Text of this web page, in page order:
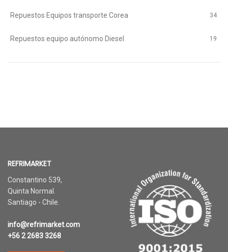
Repuestos Equipos transporte Corea 34
Repuestos equipo autónomo Diesel 19
REFRIMARKET
Constantino 539,
Quinta Normal.
Santiago - Chile.
info@refrimarket.com
+56 2 2683 3268